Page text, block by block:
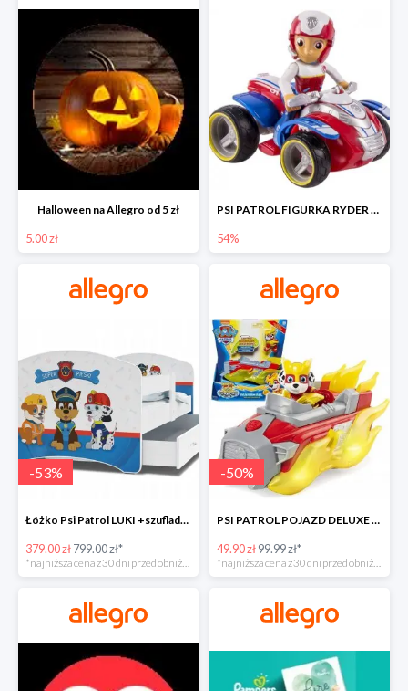
Halloween na Allegro od 5 zł
5.00 zł
PSI PATROL FIGURKA RYDER + QUAD POJAZD RATUNKOWY -54%
54%
-53%
Łóżko Psi Patrol LUKI +szuflada+materac+grafika -52%
379.00 zł799.00 zł*
-50%
PSI PATROL POJAZD DELUXE FIGURKA MARSHALL MIGHTY -50%
49.90 zł99.99 zł*